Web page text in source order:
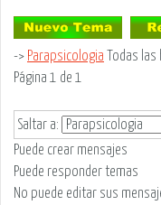
-> Parapsicologia
Todas
Página 1 de 1
Saltar a:
Puede crear mensajes
Puede responder temas
No puede editar sus